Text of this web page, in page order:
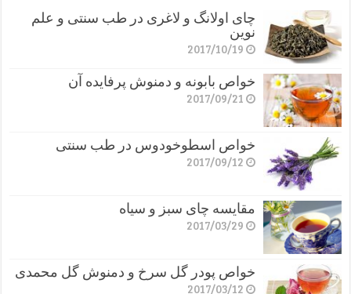
چای اولانگ و لاغری در طب سنتی و علم
نوین
2017/10/19
خواص بابونه و دمنوش پرفایده آن
2017/09/21
خواص اسطوخودوس در طب سنتی
2017/09/12
مقایسه چای سبز و سیاه
2017/03/29
خواص پودر گل سرخ و دمنوش گل محمدی
2017/03/12